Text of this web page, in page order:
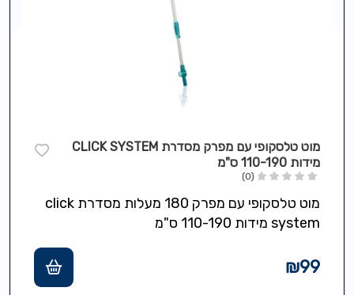
מוט טלסקופי עם מפרק מסדרת CLICK SYSTEM
מידות 110-190 ס"מ
(0)
מוט טלסקופי עם מפרק 180 מעלות מסדרת click
system מידות 110-190 ס"מ
₪99